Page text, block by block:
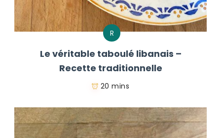
R
Le véritable taboulé libanais –
Recette traditionnelle
20 mins